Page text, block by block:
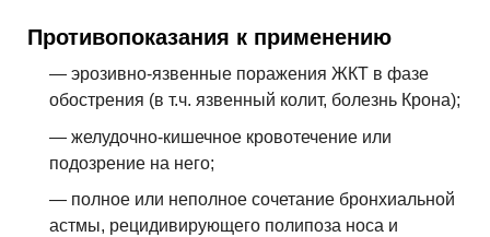
Противопоказания к применению
— эрозивно-язвенные поражения ЖКТ в фазе
обострения (в т.ч. язвенный колит, болезнь Крона);
— желудочно-кишечное кровотечение или
подозрение на него;
— полное или неполное сочетание бронхиальной
астмы, рецидивирующего полипоза носа и